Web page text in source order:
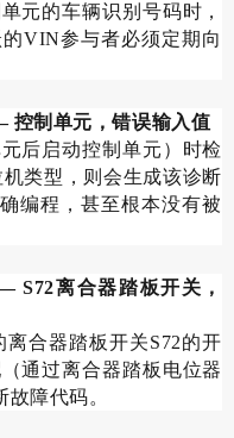
元的车辆识别号码时，
的VIN参与者必须定期向
控制单元，错误输入值
后启动控制单元）时检
类型，则会生成该诊断
编程，甚至根本没有被
S72离合器踏板开关，
离合器踏板开关S72的开
通过离合器踏板电位器
障代码。